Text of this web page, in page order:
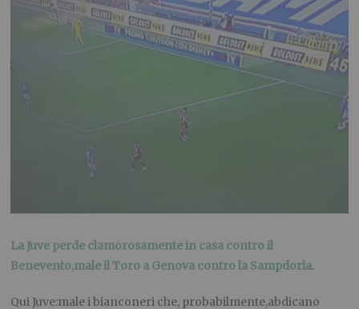
La Juve perde clamorosamente in casa contro il
Benevento,male il Toro a Genova contro la Sampdoria.
Qui Juve:male i bianconeri che, probabilmente,abdicano